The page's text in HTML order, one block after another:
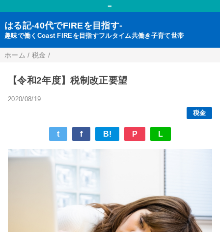
=
はる記-40代でFIREを目指す-
趣味で働くCoast FIREを目指すフルタイム共働き子育て世帯
ホーム / 税金 /
【令和2年度】税制改正要望
2020/08/19
税金
t f B! P L